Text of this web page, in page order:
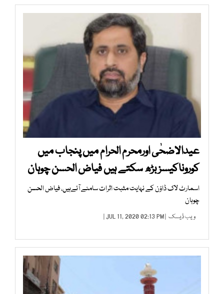
عیدالاضحٰی اورمحرم الحرام میں پنجاب میں
کوروناکیسز بڑھ سکتے ہیں فیاض الحسن چوہان
اسمارٹ لاک ڈاؤن کے نہایت مثبت اثرات سامنے آئےہیں، فیاض الحسن
چوہان
ویب ڈیسک | JUL 11, 2020 02:13 PM |